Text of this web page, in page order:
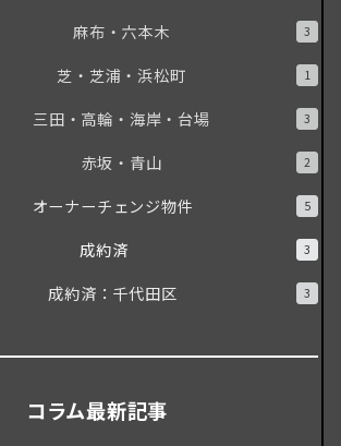
麻布・六本木 3
芝・芝浦・浜松町 1
三田・高輪・海岸・台場 3
赤坂・青山 2
オーナーチェンジ物件 5
成約済 3
成約済：千代田区 3
コラム最新記事